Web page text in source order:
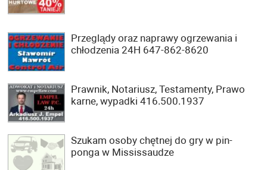
Przeglądy oraz naprawy ogrzewania i
chłodzenia 24H 647-862-8620
Prawnik, Notariusz, Testamenty, Prawo
karne, wypadki 416.500.1937
Szukam osoby chętnej do gry w pin-
ponga w Mississaudze